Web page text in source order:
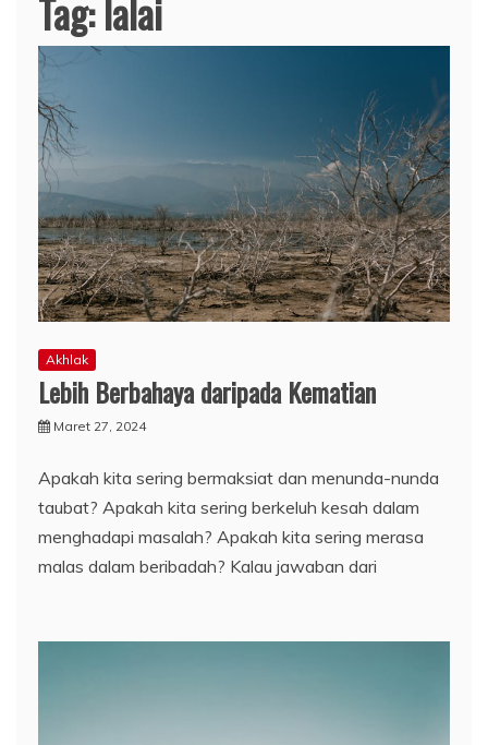
Tag:lalai
Akhlak
Lebih Berbahaya daripada Kematian
Maret 27, 2024
Apakah kita sering bermaksiat dan menunda-nunda
taubat? Apakah kita sering berkeluh kesah dalam
menghadapi masalah? Apakah kita sering merasa
malas dalam beribadah? Kalau jawaban dari